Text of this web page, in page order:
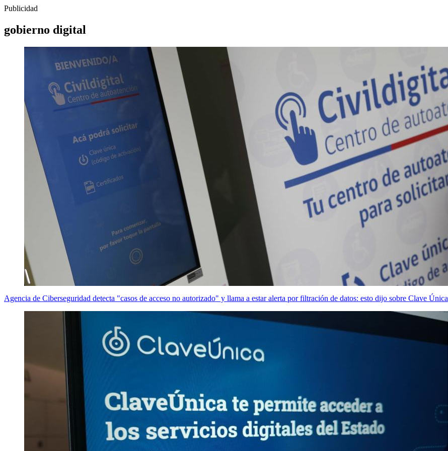
Publicidad
gobierno digital
Agencia de Ciberseguridad detecta "casos de acceso no autorizado" y llama a estar alerta por filtración de datos: esto dijo sobre Clave Única